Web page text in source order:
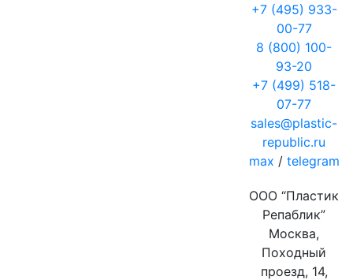
+7 (495) 933-
00-77
8 (800) 100-
93-20
+7 (499) 518-
07-77
sales@plastic-
republic.ru
max / telegram
ООО “Пластик
Репаблик”
Москва,
Походный
проезд, 14,